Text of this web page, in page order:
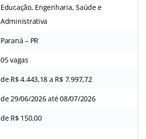
Educação, Engenharia, Saúde e
Administrativa
Paraná – PR
05 vagas
de R$ 4.443,18 a R$ 7.997,72
de 29/06/2026 até 08/07/2026
de R$ 150,00